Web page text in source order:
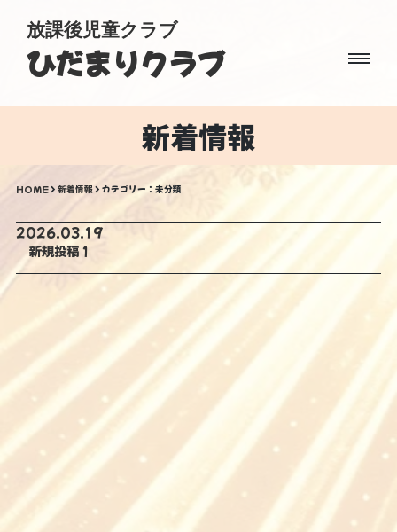
放課後児童クラブ
ひだまりクラブ
新着情報
HOME> 新着情報> カテゴリー：未分類
2026.03.19
新規投稿１